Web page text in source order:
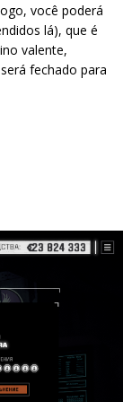
você poderá
lá), que é
valente,
fechado para